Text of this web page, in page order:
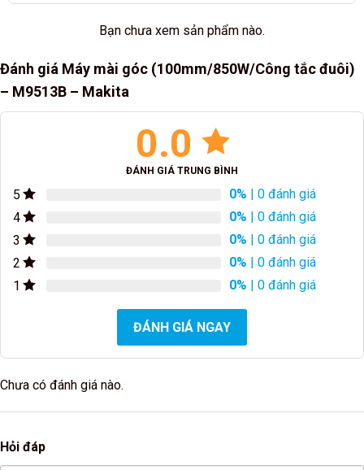
Bạn chưa xem sản phẩm nào.
Đánh giá Máy mài góc (100mm/850W/Công tắc đuôi)
– M9513B – Makita
0.0
ĐÁNH GIÁ TRUNG BÌNH
5 0% | 0 đánh giá
4
0% | 0 đánh giá
3
0% | 0 đánh giá
2
0% | 0 đánh giá
1
0% | 0 đánh giá
ĐÁNH GIÁ NGAY
Chưa có đánh giá nào.
Hỏi đáp